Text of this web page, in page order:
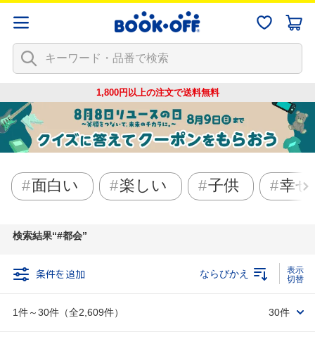
1,800円以上の注文で送料無料
面白い 楽しい 子供 幸せ
検索結果 #都会
条件を追加
1件～30件（全2,609件）
ならびかえ
30件